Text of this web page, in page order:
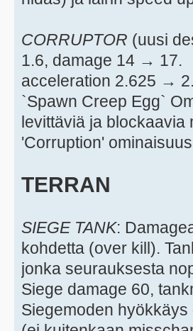
CORRUPTOR (uusi
1.6, damage 14 → 17.
acceleration 2.625 →
`Spawn Creep Egg`
levittäviä ja blockaavia
'Corruption'
TERRAN
SIEGE TANK:
kohdetta (over kill).
jonka seurauksesta
Siege damage 60,
Siegemoden